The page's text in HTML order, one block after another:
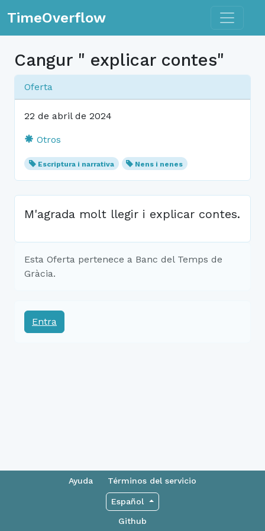
TimeOverflow Toggle
Cangur " explicar contes"
Oferta
22 de abril de 2024
Otros
Escriptura i narrativa Nens i nenes
M'agrada molt llegir i explicar contes.
Esta Oferta pertenece a Banc del Temps de
Gràcia.
Entra
Ayuda Términos del servicio
Español
Github